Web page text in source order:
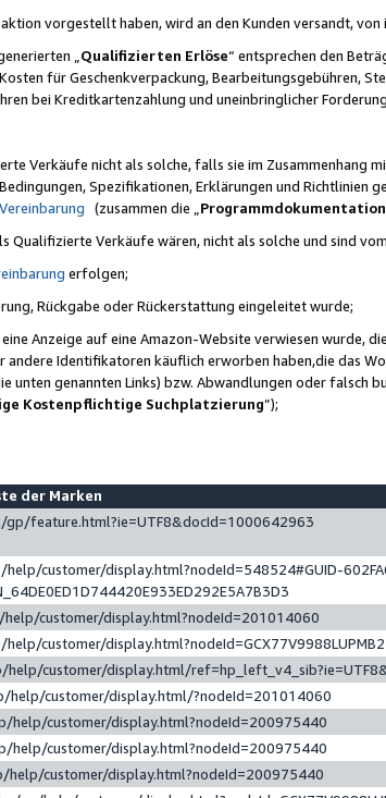
vorgestellt haben, wird an den Kunden versandt,
„ Qualifizierten Erlöse“ entsprechen den
für Geschenkverpackung, Bearbeitungsgebühren,
bei Kreditkartenzahlung und uneinbringlicher
Verkäufe nicht als solche, falls sie im Zusammenhang
Spezifikationen, Erklärungen und
Vereinbarung (zusammen die „ Programmdokumentation
Verkäufe wären, nicht als solche und sind
erfolgen;
Rückgabe oder Rückerstattung eingeleitet wurde;
Anzeige auf eine Amazon-Website verwiesen wurde,
Identifikatoren käuflich erworben haben,die das
unten genannten Links) bzw. Abwandlungen oder falsch
Kostenpflichtige Suchplatzierung”);
der Marken
gp/feature.html?ie=UTF8&docId=1000642963
customer/display.html?nodeId=548524#GUID-
customer/display.html?nodeId=201014060
customer/display.html?nodeId=GCX77V9988LUPMB2
customer/display.html/
help/customer/display.html/?nodeId=201014060
help/customer/display.html?nodeId=200975440
help/customer/display.html?nodeId=200975440
customer/display.html?nodeId=200975440